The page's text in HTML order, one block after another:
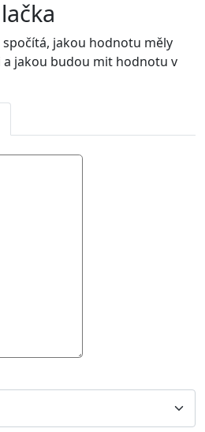
jakou hodnotu měly
a jakou budou mit hodnotu v